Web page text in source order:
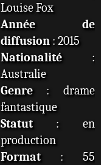
Louise Fox
Année de
diffusion: 2015
Nationalité:
Australie
Genre: drame
fantastique
Statut: en
production
Format: 55